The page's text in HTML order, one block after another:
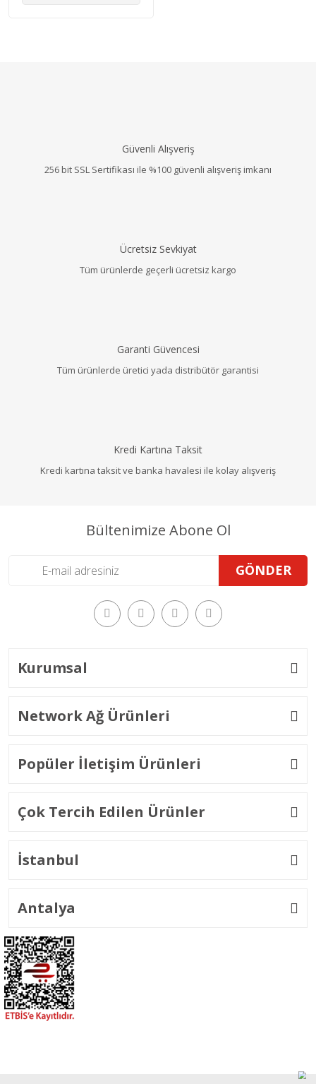
Güvenli Alışveriş
256 bit SSL Sertifikası ile %100 güvenli alışveriş imkanı
Ücretsiz Sevkiyat
Tüm ürünlerde geçerli ücretsiz kargo
Garanti Güvencesi
Tüm ürünlerde üretici yada distribütör garantisi
Kredi Kartına Taksit
Kredi kartına taksit ve banka havalesi ile kolay alışveriş
Bültenimize Abone Ol
GÖNDER
Kurumsal
Network Ağ Ürünleri
Popüler İletişim Ürünleri
Çok Tercih Edilen Ürünler
İstanbul
Antalya